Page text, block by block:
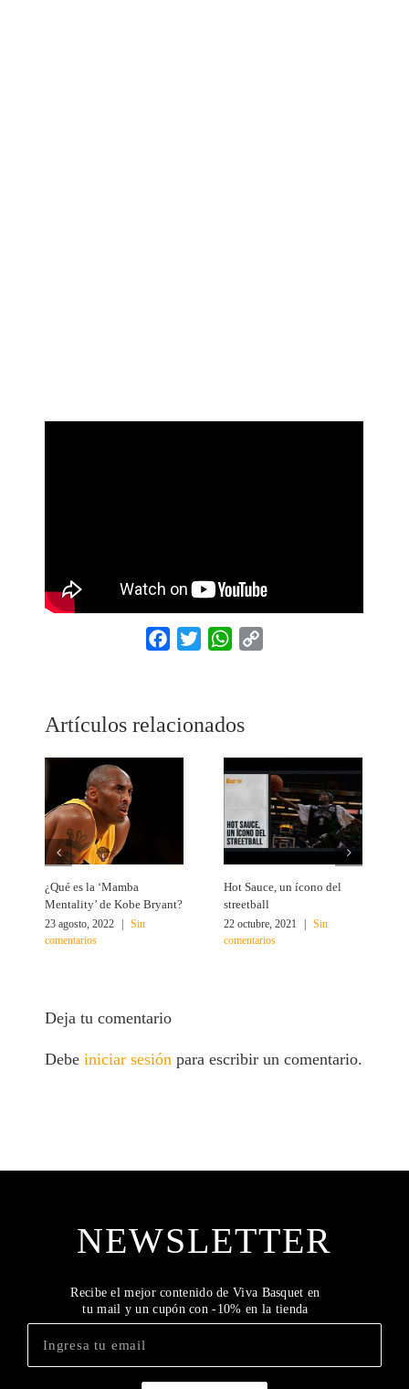
Facebook
Twitter WhatsApp
Artículos relacionados
¿Qué es la ‘Mamba
Mentality’ de Kobe Bryant?
23 agosto, 2022 |
Sin
comentarios
Hot Sauce, un ícono del
streetball
22 octubre, 2021 |
Sin
comentarios
Deja tu comentario
Debeiniciar sesiónpara escribir un comentario.
NEWSLETTER
Recibe el mejor contenido de Viva Basquet en
tu mail y un cupón con -10% en la tienda